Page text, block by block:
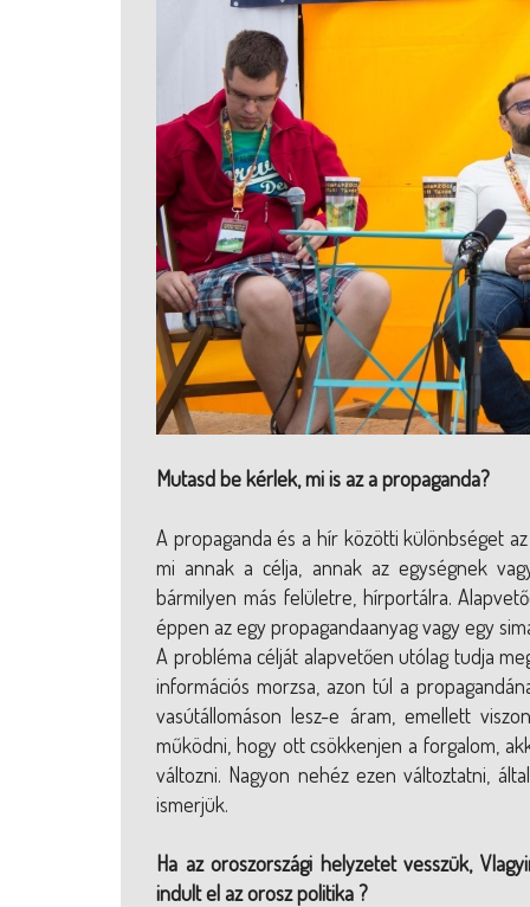
Mutasd be kérlek, mi is az a propaganda?
A propaganda és a hír közötti különbséget
mi annak a célja, annak az egységnek
bármilyen más felületre, hírportálra.
éppen az egy propagandaanyag vagy egy
A probléma célját alapvetően utólag tudja
információs morzsa, azon túl a
vasútállomáson lesz-e áram, emellett
működni, hogy ott csökkenjen a forgalom,
változni. Nagyon nehéz ezen változtatni,
ismerjük.
Ha az oroszországi helyzetet vesszük,
indult el az orosz politika ?